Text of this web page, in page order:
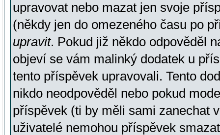
upravovat nebo mazat jen svoje
(někdy jen do omezeného času po
upravit. Pokud již někdo odpověděl
objeví se vám malinký dodatek u
tento příspěvek upravovali. Tento
nikdo neodpověděl nebo pokud
příspěvek (ti by měli sami zanechat
uživatelé nemohou příspěvek